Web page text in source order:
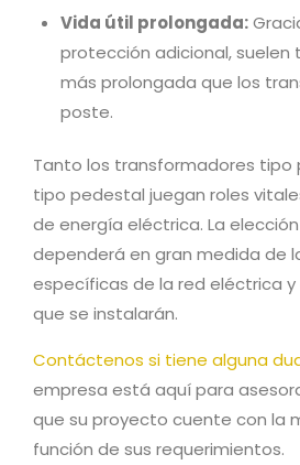
Vida útil prolongada:
protección adicional, suelen
más prolongada que los
poste.
Tanto los transformadores tipo
tipo pedestal juegan roles
de energía eléctrica. La
dependerá en gran medida de
específicas de la red eléctrica
que se instalarán.
Contáctenos si tiene alguna
empresa está aquí para
que su proyecto cuente con la
función de sus requerimientos.